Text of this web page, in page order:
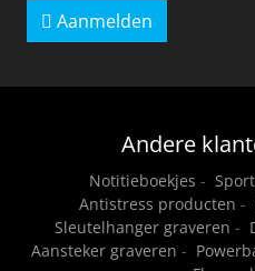
Aanmelden
Andere
Notitieboekjes -
Antistress producten -
Sleutelhanger graveren -
Aansteker graveren -